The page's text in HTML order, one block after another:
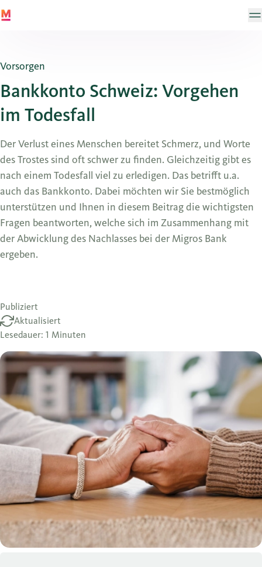
Vorsorgen
Bankkonto Schweiz: Vorgehen
im Todesfall
Der Verlust eines Menschen bereitet Schmerz, und Worte
des Trostes sind oft schwer zu finden. Gleichzeitig gibt es
nach einem Todesfall viel zu erledigen. Das betrifft u.a.
auch das Bankkonto. Dabei möchten wir Sie bestmöglich
unterstützen und Ihnen in diesem Beitrag die wichtigsten
Fragen beantworten, welche sich im Zusammenhang mit
der Abwicklung des Nachlasses bei der Migros Bank
ergeben.
Publiziert
Aktualisiert
Lesedauer: 1 Minuten